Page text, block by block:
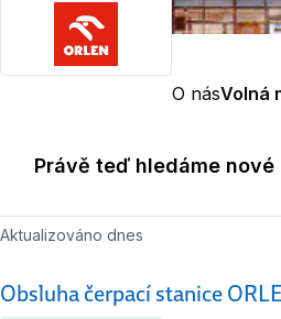
O násVolná
Právě teď hledáme
Obsluha čerpací stanice
Aktualizováno dnes